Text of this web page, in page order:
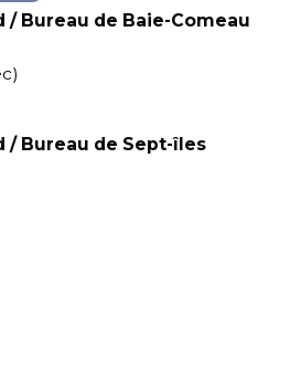
/ Bureau de Baie-Comeau
/ Bureau de Sept-îles